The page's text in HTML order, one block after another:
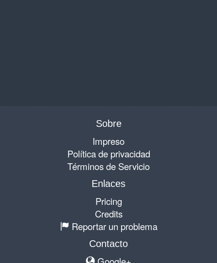
Sobre
Impreso
Política de privacidad
Términos de Servicio
Enlaces
Pricing
Credits
Reportar un problema
Contacto